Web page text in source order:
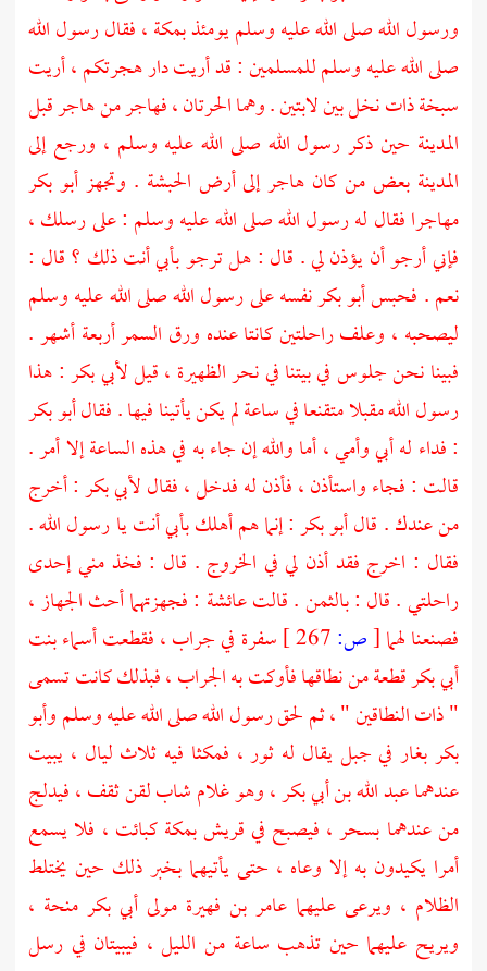
ورسول الله صلى الله عليه وسلم يومئذبمكة ،فقال رسول الله
صلى الله عليه وسلم للمسلمين : قد أريت دار هجرتكم ، أريت
سبخة ذات نخل بين لابتين . وهما الحرتان ، فهاجر من هاجر قبل
المدينة حين ذكر رسول الله صلى الله عليه وسلم ، ورجع إلى
المدينةبعض من كان هاجر إلى أرض الحبشة . وتجهزأبو بكر
مهاجرا فقال له رسول الله صلى الله عليه وسلم : على رسلك ،
فإني أرجو أن يؤذن لي . قال : هل ترجو بأبي أنت ذلك ؟ قال :
نعم . فحبسأبو بكرنفسه على رسول الله صلى الله عليه وسلم
ليصحبه ، وعلف راحلتين كانتا عنده ورق السمر أربعة أشهر .
فبينا نحن جلوس في بيتنا في نحر الظهيرة ، قيللأبي بكر: هذا
رسول الله مقبلا متقنعا في ساعة لم يكن يأتينا فيها . فقالأبو بكر
: فداء له أبي وأمي ، أما والله إن جاء به في هذه الساعة إلا أمر .
قالت : فجاء واستأذن ، فأذن له فدخل ، فقاللأبي بكر: أخرج
من عندك . قالأبو بكر: إنما هم أهلك بأبي أنت يا رسول الله .
فقال : اخرج فقد أذن لي في الخروج . قال : فخذ مني إحدى
راحلتي . قال : بالثمن . قالتعائشة : فجهزتهما أحث الجهاز ،
فصنعنا لهما[ص: سفرة في جراب ، فقطعتأسماء بنت
أبي بكرقطعة من نطاقها فأوكت به الجراب ، فبذلك كانت تسمى
" ذات النطاقين " ، ثم لحق رسول الله صلى الله عليه وسلموأبو
بكربغار في جبل يقال له ثور ، فمكثا فيه ثلاث ليال ، يبيت
عندهماعبد الله بن أبي بكر ،وهو غلام شاب لقن ثقف ، فيدلج
من عندهما بسحر ، فيصبح فيقريشبمكةكبائت ، فلا يسمع
أمرا يكيدون به إلا وعاه ، حتى يأتيهما بخبر ذلك حين يختلط
الظلام ، ويرعى عليهماعامر بن فهيرة مولى أبي بكر منحة ،
ويريح عليهما حين تذهب ساعة من الليل ، فيبيتان في رسل